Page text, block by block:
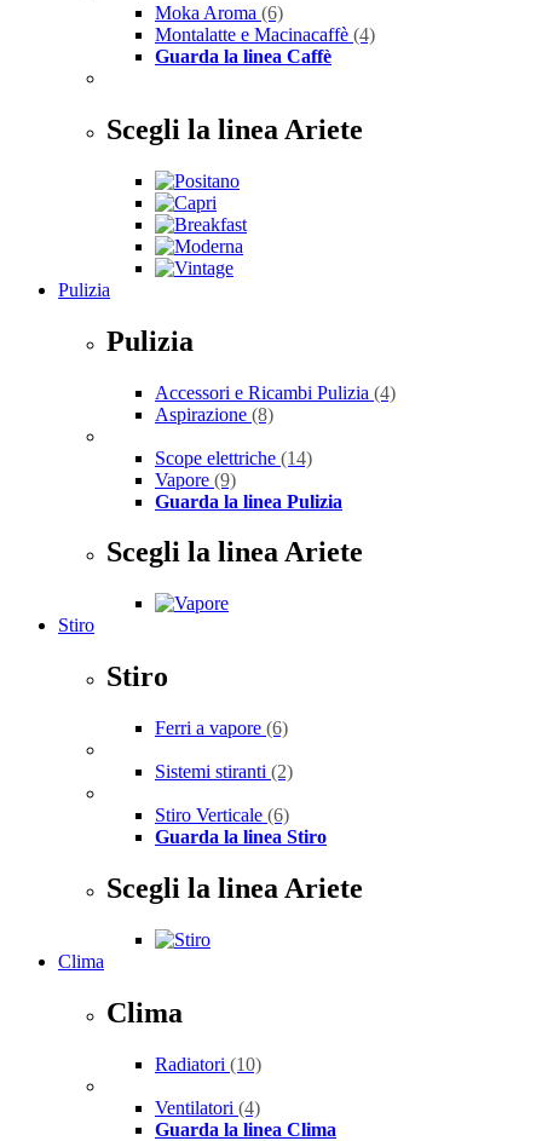
Moka Aroma (6)
Montalatte e Macinacaffè (4)
Guarda la linea Caffè
Scegli la linea Ariete
Pulizia
Pulizia
Accessori e Ricambi Pulizia (4)
Aspirazione (8)
Scope elettriche (14)
Vapore (9)
Guarda la linea Pulizia
Scegli la linea Ariete
Stiro
Stiro
Ferri a vapore (6)
Sistemi stiranti (2)
Stiro Verticale (6)
Guarda la linea Stiro
Scegli la linea Ariete
Clima
Clima
Radiatori (10)
Ventilatori (4)
Guarda la linea Clima